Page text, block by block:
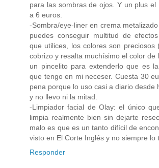
para las sombras de ojos. Y un plus el
a 6 euros.
-Sombra/eye-liner en crema
puedes conseguir multitud de
que utilices, los colores son preciosos
cobrizo y resalta muchísimo el color de
un pincelito para extenderlo que es
que tengo en mi neceser. Cuesta 30
pena porque lo uso casi a diario desde
y no llevo ni la mitad.
-Limpiador facial de Olay: el único
limpia realmente bien sin dejarte
malo es que es un tanto difícil de
visto en El Corte Inglés y no siempre lo
Responder